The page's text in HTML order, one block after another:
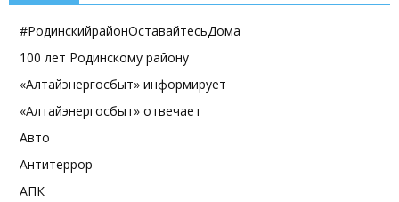
#РодинскийрайонОставайтесьДома
100 лет Родинскому району
«Алтайэнергосбыт» информирует
«Алтайэнергосбыт» отвечает
Авто
Антитеррор
АПК